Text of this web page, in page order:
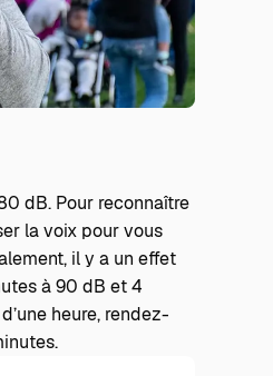
dB. Pour reconnaître
la voix pour vous
il y a un effet
à 90 dB et 4
heure, rendez-